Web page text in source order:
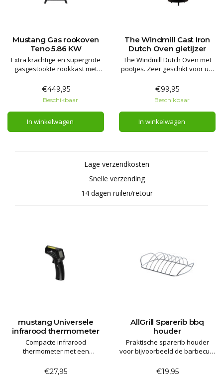
Mustang Gas rookoven
Teno 5.86 KW
Extra krachtige en supergrote
gasgestookte rookkast met
€449,95
Beschikbaar
In winkelwagen
The Windmill Cast Iron
Dutch Oven gietijzer
The Windmill Dutch Oven met
pootjes. Zeer geschikt voor uw
bushcraft cooking
De deksel op de pan heeft een
opstaande rand, waar je ook
wat hete kolen op kunt leggen.
Daardoor wordt de inhoud
rondom verhit, niet alleen
€99,95
Beschikbaar
In winkelwagen
Lage verzendkosten
Snelle verzending
14 dagen ruilen/retour
mustang Universele
infrarood thermometer
Compacte infrarood
thermometer met een
+550 graden
€27,95
AllGrill Sparerib bbq
houder
Praktische sparerib houder
voor bijvoorbeeld de barbecue,
€19,95